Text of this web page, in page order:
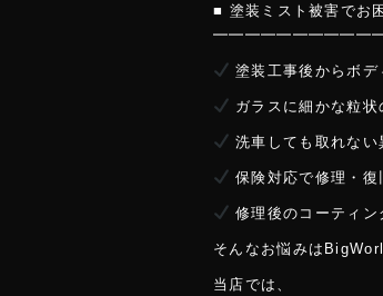
■ 塗装ミスト被害でお
塗装工事後からボデ
ガラスに細かな粒
洗車しても取れない
保険対応で修理・復
修理後のコーティ
そんなお悩みは
当店では、